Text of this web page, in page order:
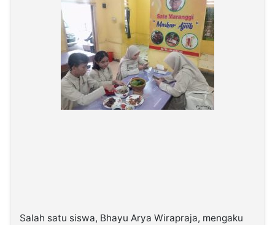
Salah satu siswa, Bhayu Arya Wirapraja, mengaku